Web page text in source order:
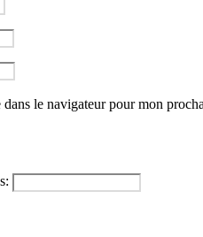
le navigateur pour mon